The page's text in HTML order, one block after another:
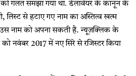
को गलत समझा गया था. डेलावेयर के कानून के
लिस्ट से हटाए गए नाम का अस्तित्व खत्म
उस नाम को अपना सकती है. न्यूज़क्लिक के
नवंबर 2017 में नए सिरे से रजिस्टर किया